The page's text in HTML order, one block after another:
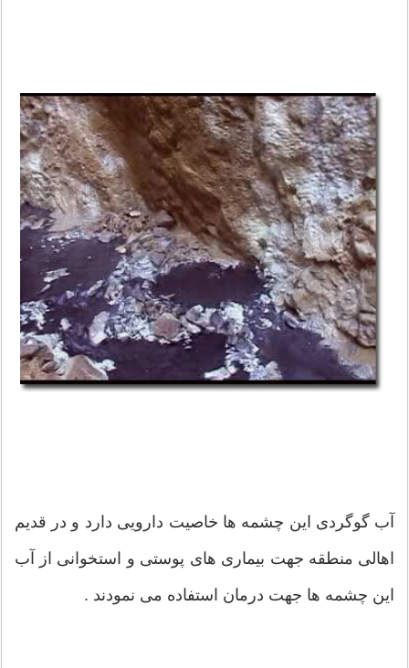
آب گوگردی این چشمه ها خاصیت دارویی دارد و در قدیم
اهالی منطقه جهت بیماری های پوستی و استخوانی از آب
این چشمه ها جهت درمان استفاده می نمودند .